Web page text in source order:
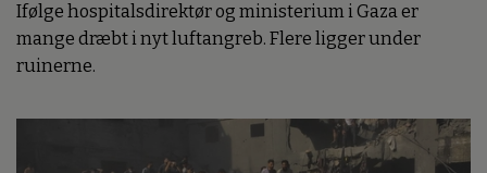
Ifølge hospitalsdirektør og ministerium i Gaza er
mange dræbt i nyt luftangreb. Flere ligger under
ruinerne.